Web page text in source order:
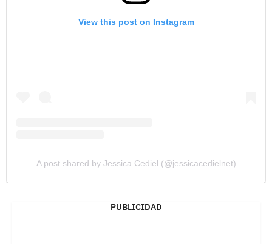
View this post on Instagram
A post shared by Jessica Cediel (@jessicacedielnet)
PUBLICIDAD